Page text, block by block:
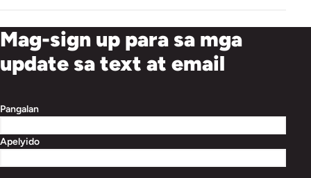
Mag-sign up para sa mga
update sa text at email
Pangalan
Apelyido